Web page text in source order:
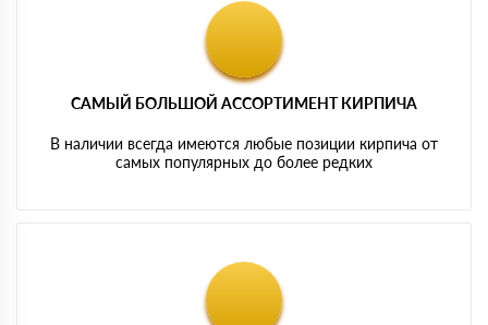
САМЫЙ БОЛЬШОЙ АССОРТИМЕНТ КИРПИЧА
В наличии всегда имеются любые позиции кирпича от
самых популярных до более редких